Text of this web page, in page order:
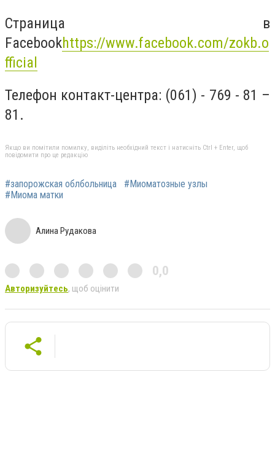
Страница в
Facebookhttps://www.facebook.com/zokb.o
fficial
Телефон контакт-центра: (061) - 769 - 81 –
81.
Якщо ви помітили помилку, виділіть необхідний текст і натисніть Ctrl + Enter, щоб
повідомити про це редакцію
#запорожская облбольница
#Миоматозные узлы
#Миома матки
Алина Рудакова
0,0
Авторизуйтесь, щоб оцінити